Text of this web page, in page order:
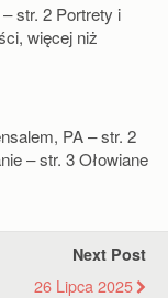
str. 2 Portrety i
więcej niż
PA – str. 2
– str. 3 Ołowiane
Next Post
26 Lipca 2025